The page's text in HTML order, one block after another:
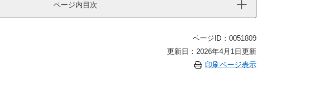
ページ内目次
ページID：0051809
更新日：2026年4月1日更新
印刷ページ表示